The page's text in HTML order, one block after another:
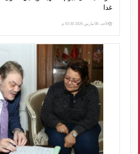
غدا
الأحد، 08 مارس 2026 03:30 م